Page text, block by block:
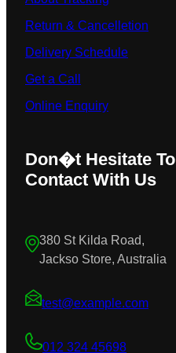
Return & Cancelletion
Delivery Schedule
Get a Call
Online Enquiry
Don�t Hesitate To
Contact With Us
380 St Kilda Road,
Jackso Store, Australia
test@example.com
012 324 45698